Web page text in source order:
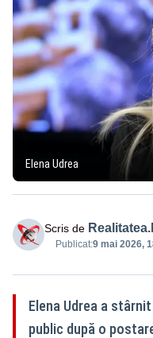
Elena Udrea
Scris de
Publicat:9 mai 2026,
Elena Udrea a
public după o